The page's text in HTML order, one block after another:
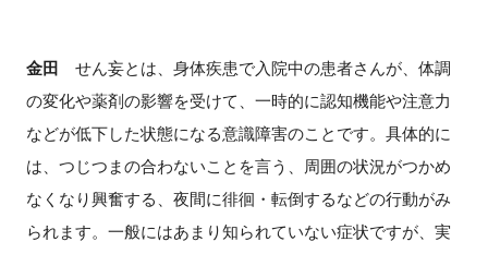
金田
せん妄とは、身体疾患で入院中の患者さんが、体調
の変化や薬剤の影響を受けて、一時的に認知機能や注意力
などが低下した状態になる意識障害のことです。具体的に
は、つじつまの合わないことを言う、周囲の状況がつかめ
なくなり興奮する、夜間に徘徊・転倒するなどの行動がみ
られます。一般にはあまり知られていない症状ですが、実